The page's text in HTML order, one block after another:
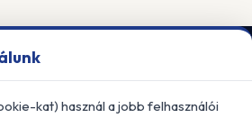
kat) használ a jobb felhasználói